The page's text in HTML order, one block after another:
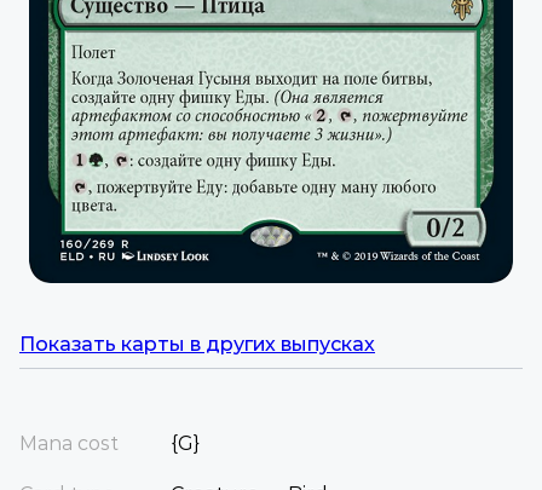
Показать карты в других выпусках
Mana cost {G}